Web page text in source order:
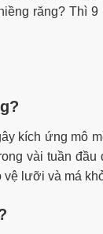
răng? Thì
kích ứng mô
vài tuần
lưỡi và má